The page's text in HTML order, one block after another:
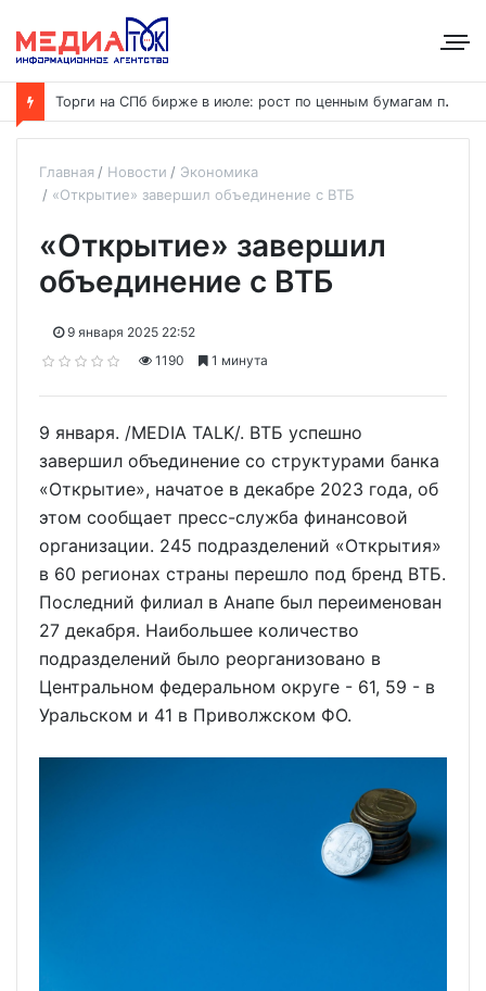
Торги на СПб бирже в июле: рост по ценным бумагам при общем снижении объёмов
Главная Новости
Экономика
«Открытие» завершил объединение с ВТБ
«Открытие» завершил
объединение с ВТБ
9 января 2025 22:52
1190
1 минута
9 января. /MEDIA TALK/. ВТБ успешно
завершил объединение со структурами банка
«Открытие», начатое в декабре 2023 года, об
этом сообщает пресс-служба финансовой
организации. 245 подразделений «Открытия»
в 60 регионах страны перешло под бренд ВТБ.
Последний филиал в Анапе был переименован
27 декабря. Наибольшее количество
подразделений было реорганизовано в
Центральном федеральном округе - 61, 59 - в
Уральском и 41 в Приволжском ФО.